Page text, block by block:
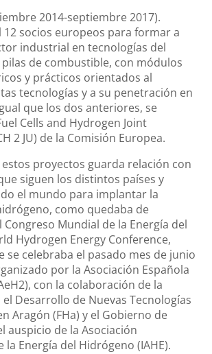
2014-septiembre 2017).
12 socios europeos para formar a
industrial en tecnologías del
de combustible, con módulos
y prácticos orientados al
tecnologías y a su penetración en
que los dos anteriores, se
Cells and Hydrogen Joint
2 JU) de la Comisión Europea.
proyectos guarda relación con
siguen los distintos países y
el mundo para implantar la
como quedaba de
Mundial de la Energía del
Hydrogen Energy Conference,
se celebraba el pasado mes de junio
por la Asociación Española
con la colaboración de la
Desarrollo de Nuevas Tecnologías
Aragón (FHa) y el Gobierno de
auspicio de la Asociación
la Energía del Hidrógeno (IAHE).